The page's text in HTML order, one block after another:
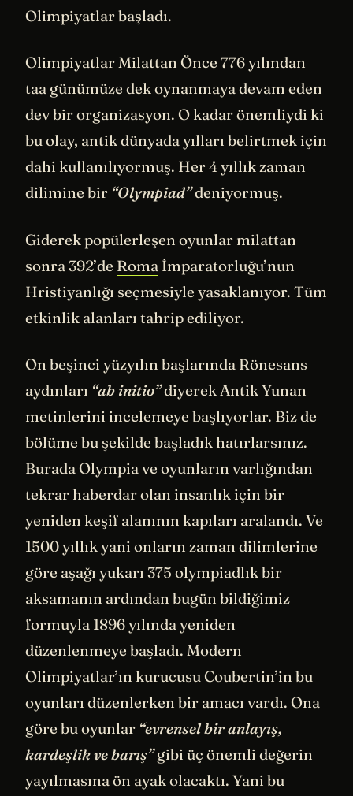
Olimpiyatlar başladı.
Olimpiyatlar Milattan Önce 776 yılından
taa günümüze dek oynanmaya devam eden
dev bir organizasyon. O kadar önemliydi ki
bu olay, antik dünyada yılları belirtmek için
dahi kullanılıyormuş. Her 4 yıllık zaman
dilimine bir “Olympiad”deniyormuş.
Giderek popülerleşen oyunlar milattan
sonra 392’de Roma İmparatorluğu’nun
Hristiyanlığı seçmesiyle yasaklanıyor. Tüm
etkinlik alanları tahrip ediliyor.
On beşinci yüzyılın başlarında Rönesans
aydınları “ab initio”diyerekAntik Yunan
metinlerini incelemeye başlıyorlar. Biz de
bölüme bu şekilde başladık hatırlarsınız.
Burada Olympia ve oyunların varlığından
tekrar haberdar olan insanlık için bir
yeniden keşif alanının kapıları aralandı. Ve
1500 yıllık yani onların zaman dilimlerine
göre aşağı yukarı 375 olympiadlık bir
aksamanın ardından bugün bildiğimiz
formuyla 1896 yılında yeniden
düzenlenmeye başladı. Modern
Olimpiyatlar’ın kurucusu Coubertin’in bu
oyunları düzenlerken bir amacı vardı. Ona
göre bu oyunlar “evrensel bir anlayış,
kardeşlik ve barış”gibi üç önemli değerin
yayılmasına ön ayak olacaktı. Yani bu